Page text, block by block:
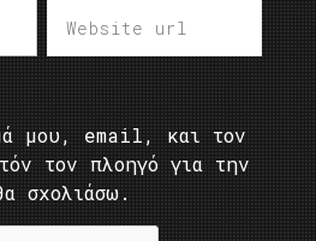
μου, email, και τον
τον πλοηγό για την
σχολιάσω.